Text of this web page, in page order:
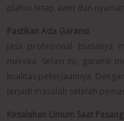
plafon tetap awet dan
Pastikan Ada Garansi
Jasa profesional biasanya
mereka. Selain itu, garansi
kualitas pekerjaannya.
terjadi masalah setelah
Kesalahan Umum Saat